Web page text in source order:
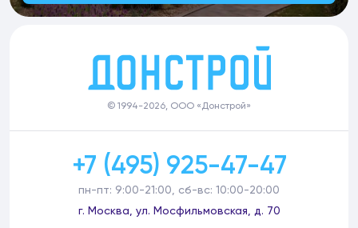
© 1994-2026, ООО «Донстрой»
+7 (495) 925-47-47
пн-пт: 9:00-21:00, сб-вс: 10:00-20:00
г. Москва, ул. Мосфильмовская, д. 70